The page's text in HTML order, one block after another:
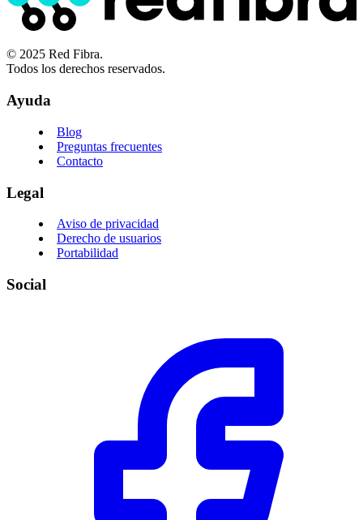
© 2025 Red Fibra.
Todos los derechos reservados.
Ayuda
Blog
Preguntas frecuentes
Contacto
Legal
Aviso de privacidad
Derecho de usuarios
Portabilidad
Social